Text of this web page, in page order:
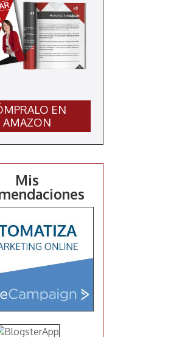
EN
AMAZON
Mis